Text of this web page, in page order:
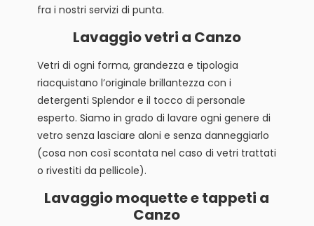
fra i nostri servizi di punta.
Lavaggio vetri a Canzo
Vetri di ogni forma, grandezza e tipologia
riacquistano l’originale brillantezza con i
detergenti Splendor e il tocco di personale
esperto. Siamo in grado di lavare ogni genere di
vetro senza lasciare aloni e senza danneggiarlo
(cosa non così scontata nel caso di vetri trattati
o rivestiti da pellicole).
Lavaggio moquette e tappeti a
Canzo